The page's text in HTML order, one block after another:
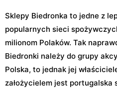
Sklepy Biedronka to jedne z
popularnych sieci
milionom Polaków. Tak
Biedronki należy do grupy
Polska, to jednak jej
założycielem jest portugalska